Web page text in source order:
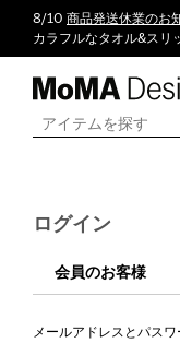
8/10 商品発送休業のお
カラフルなタオル&スリ
ログイン
会員のお客様
メールアドレスとパス